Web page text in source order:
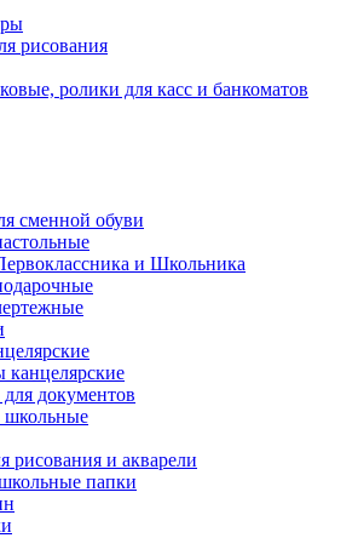
рисования
ролики для касс и банкоматов
сменной обуви
и Школьника
документов
рисования и акварели
папки